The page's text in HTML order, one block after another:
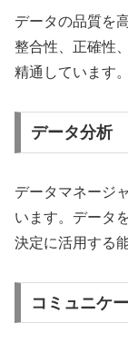
データの品質を
整合性、正確性
精通しています。
データ分析
データマネージ
います。データ
決定に活用する
コミュニケ